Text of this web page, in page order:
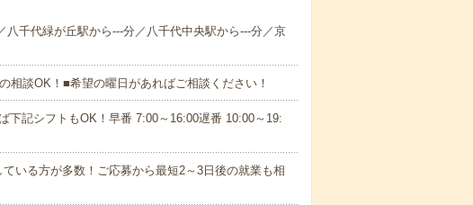
八千代緑が丘駅から---分／八千代中央駅から---分／京
相談OK！■希望の曜日があればご相談ください！
下記シフトもOK！早番 7:00～16:00遅番 10:00～19:
いる方が多数！ご応募から最短2～3日後の就業も相